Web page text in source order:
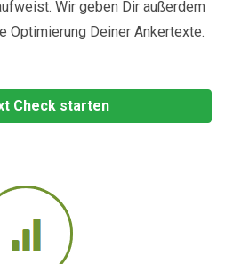
Wir geben Dir außerdem
Optimierung Deiner Ankertexte.
Check starten